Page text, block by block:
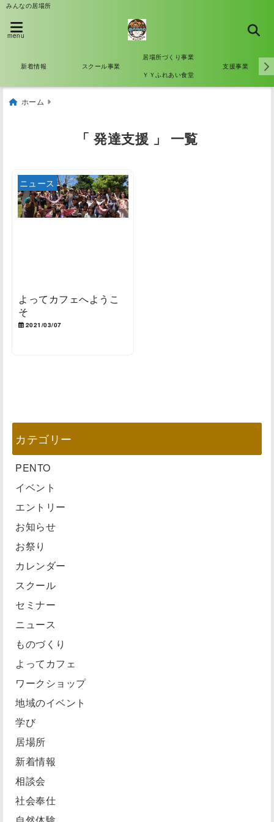
みんなの居場所
menu
新着情報 スクール事業
居場所づくり事業
ＹＹふれあい食堂
支援事業
ホーム
「 発達支援 」 一覧
ニュース
よってカフェへようこ
そ
2021/03/07
カテゴリー
PENTO
イベント
エントリー
お知らせ
お祭り
カレンダー
スクール
セミナー
ニュース
ものづくり
よってカフェ
ワークショップ
地域のイベント
学び
居場所
新着情報
相談会
社会奉仕